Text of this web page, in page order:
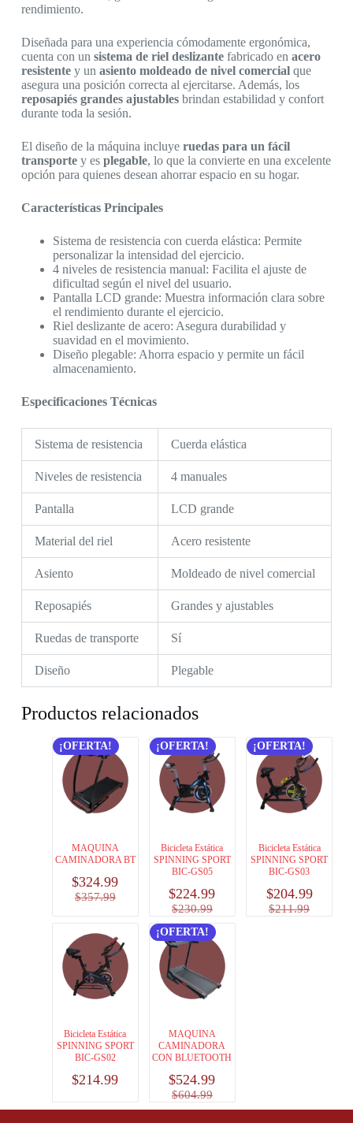
rendimiento.
Diseñada para una experiencia cómodamente ergonómica,
cuenta con un sistema de riel deslizantefabricado en acero
resistentey un asiento moldeado de nivel comercialque
asegura una posición correcta al ejercitarse. Además, los
reposapiés grandes ajustablesbrindan estabilidad y confort
durante toda la sesión.
El diseño de la máquina incluye ruedas para un fácil
transportey es plegable, lo que la convierte en una excelente
opción para quienes desean ahorrar espacio en su hogar.
Características Principales
Sistema de resistencia con cuerda elástica: Permite
personalizar la intensidad del ejercicio.
4 niveles de resistencia manual: Facilita el ajuste de
dificultad según el nivel del usuario.
Pantalla LCD grande: Muestra información clara sobre
el rendimiento durante el ejercicio.
Riel deslizante de acero: Asegura durabilidad y
suavidad en el movimiento.
Diseño plegable: Ahorra espacio y permite un fácil
almacenamiento.
Especificaciones Técnicas
Sistema de resistencia Cuerda elástica
Niveles de resistencia 4 manuales
Pantalla LCD grande
Material del riel Acero resistente
Asiento Moldeado de nivel comercial
Reposapiés Grandes y ajustables
Ruedas de transporte Sí
Diseño Plegable
Productos relacionados
¡OFERTA!
MAQUINA
CAMINADORA BT
$357.99
$324.99
¡OFERTA!
Bicicleta Estática
SPINNING SPORT
BIC-GS05
$230.99
$224.99
¡OFERTA!
Bicicleta Estática
SPINNING SPORT
BIC-GS03
$211.99
$204.99
Bicicleta Estática
SPINNING SPORT
BIC-GS02
$214.99
¡OFERTA!
MAQUINA
CAMINADORA
CON BLUETOOTH
$604.99
$524.99